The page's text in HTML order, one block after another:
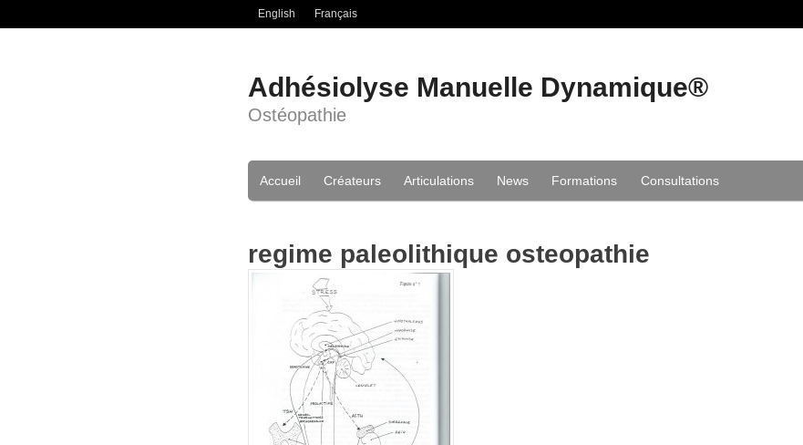
English Français
Adhésiolyse Manuelle Dynamique®
Ostéopathie
Accueil Créateurs Articulations News Formations Consultations
regime paleolithique osteopathie